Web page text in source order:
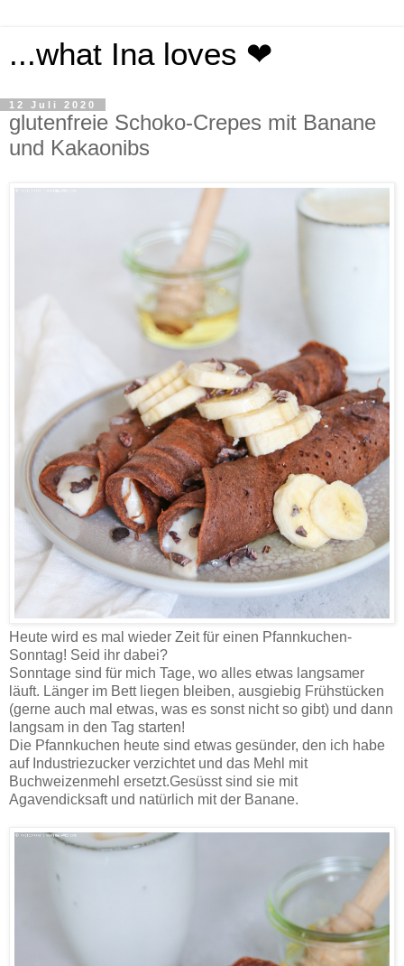
...what Ina loves ❤
12 Juli 2020
glutenfreie Schoko-Crepes mit Banane
und Kakaonibs
Heute wird es mal wieder Zeit für einen Pfannkuchen-
Sonntag! Seid ihr dabei?
Sonntage sind für mich Tage, wo alles etwas langsamer
läuft. Länger im Bett liegen bleiben, ausgiebig Frühstücken
(gerne auch mal etwas, was es sonst nicht so gibt) und dann
langsam in den Tag starten!
Die Pfannkuchen heute sind etwas gesünder, den ich habe
auf Industriezucker verzichtet und das Mehl mit
Buchweizenmehl ersetzt.Gesüsst sind sie mit
Agavendicksaft und natürlich mit der Banane.